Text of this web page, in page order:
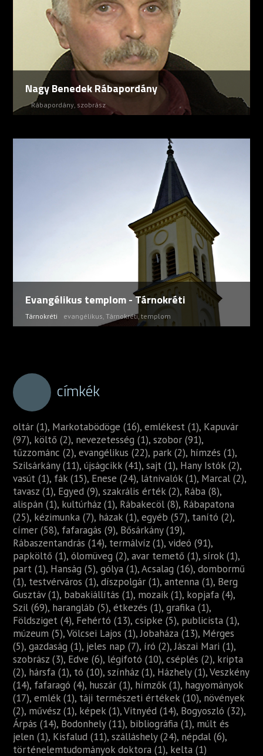
Nagy Benedek Rábapordány
Rábapordány, szobrász
Evangélikus templom - Tárnokréti
Tárnokréti evangélikus, Tárnokréti, templom
címkék
oltár (1), Markotabödöge (16),emlékest (1), Kapuvár
(97), költő (2), nevezetesség (1),szobor (91),
tűzzománc (2),evangélikus (22), park (2), hímzés (1),
Szilsárkány (11),újságcikk (41),sajt (1), Hany Istók (2),
vasút (1), fák (15), Enese (24), látnivalók (1), Marcal (2),
tavasz (1), Egyed (9),szakrális érték (2), Rába (8),
alispán (1), kultúrház (1), Rábakecöl (8), Rábapatona
(25), kézimunka (7), házak (1),egyéb (57), tanító (2),
címer (58), fafaragás (9), Bősárkány (19),
Rábaszentandrás (14), termálvíz (1),videó (91),
papköltő (1),ólomüveg (2),avar temető (1),sírok (1),
part (1), Hanság (5),gólya (1),Acsalag (16),dombormű
(1), testvérváros (1),díszpolgár (1),antenna (1), Berg
Gusztáv (1), babakiállítás (1), mozaik (1), kopjafa (4),
Szil (69), harangláb (5),étkezés (1),grafika (1),
Földsziget (4), Fehértó (13),csipke (5), publicista (1),
múzeum (5),Völcsei Lajos (1),Jobaháza (13), Mérges
(5),gazdaság (1), jeles nap (7), író (2),Jászai Mari (1),
szobrász (3), Edve (6), légifotó (10),cséplés (2), kripta
(2), hársfa (1), tó (10),színház (1), Házhely (1),Veszkény
(14), fafaragó (4), huszár (1), hímzők (1), hagyományok
(17),emlék (1), táji természeti értékek (10), növények
(2), művész (1), képek (1),Vitnyéd (14), Bogyoszló (32),
Árpás (14), Bodonhely (11), bibliográfia (1), múlt és
jelen (1), Kisfalud (11),szálláshely (24), népdal (6),
történelemtudományok doktora (1), kelta (1)